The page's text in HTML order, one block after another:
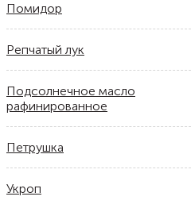
Помидор
Репчатый лук
Подсолнечное масло
рафинированное
Петрушка
Укроп